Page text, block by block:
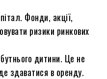
Фонди, акції,
ризики ринкових
дитини. Це не
здаватися в оренду.